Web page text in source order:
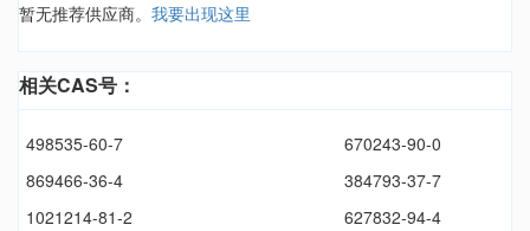
暂无推荐供应商。 我要出现这里
相关CAS号：
498535-60-7
670243-90-0
869466-36-4
384793-37-7
1021214-81-2
627832-94-4